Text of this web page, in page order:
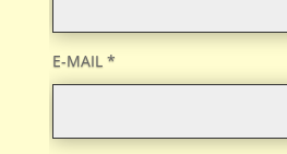
E-MAIL *